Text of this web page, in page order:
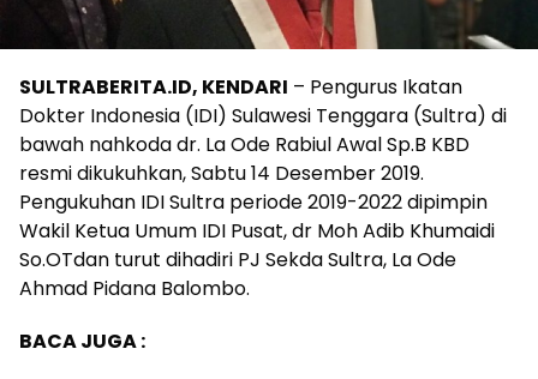
SULTRABERITA.ID, KENDARI – Pengurus Ikatan
Dokter Indonesia (IDI) Sulawesi Tenggara (Sultra) di
bawah nahkoda dr. La Ode Rabiul Awal Sp.B KBD
resmi dikukuhkan, Sabtu 14 Desember 2019.
Pengukuhan IDI Sultra periode 2019-2022 dipimpin
Wakil Ketua Umum IDI Pusat, dr Moh Adib Khumaidi
So.OTdan turut dihadiri PJ Sekda Sultra, La Ode
Ahmad Pidana Balombo.
BACA JUGA :